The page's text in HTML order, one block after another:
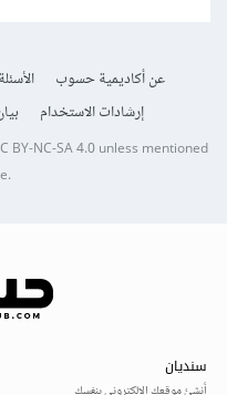
عن أكاديمية حسوب
إرشادات الاستخدام
BY-NC-SA 4.0unless mentioned